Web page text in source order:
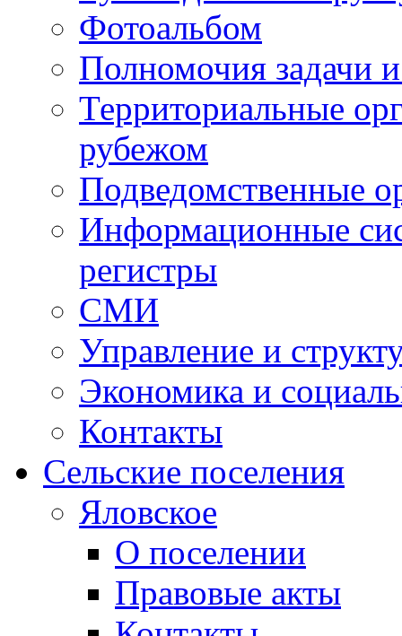
Фотоальбом
Полномочия задачи
Территориальные
рубежом
Подведомственные
Информационные
регистры
СМИ
Управление и
Экономика и
Контакты
Сельские поселения
Яловское
О поселении
Правовые акты